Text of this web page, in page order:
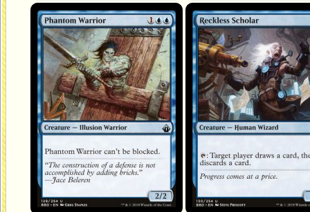
Guerrier fantomatique Érudit téméraire